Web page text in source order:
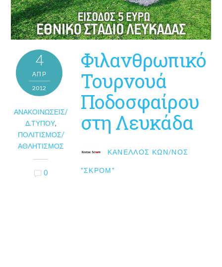
4
ΑΠΡ
2012
ΑΝΑΚΟΙΝΏΣΕΙΣ/
Δ.ΤΎΠΟΥ,
ΠΟΛΙΤΙΣΜΌΣ/
ΑΘΛΗΤΙΣΜΌΣ
0
Φιλανθρωπικό
Τουρνουά
Ποδοσφαίρου
στη Λευκάδα
ΚΑΝΈΛΛΟΣ ΚΩΝ/ΝΟΣ
"ΣΚΡΟΜ"